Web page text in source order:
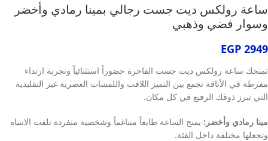
ساعة رولكس ديت جست رجالي بمينا رمادي وأخضر
وسوار فضي وذهبي
EGP 2949
تمنحك ساعة رولكس ديت جست الفاخرة حضوراً استثنائياً وتجربة ارتداء
مفرطة في الأناقة تجمع بين التميز اللافت واللمسات العصرية غير التقليدية
التي تبرز ذوقك الرفيع في كل مكان.
مينا رمادي وأخضر: يمنح الساعة طابعاً متناغماً وشخصية متفردة تلفت الانتباه
وتجعلها مختلفة داخل الفئة.